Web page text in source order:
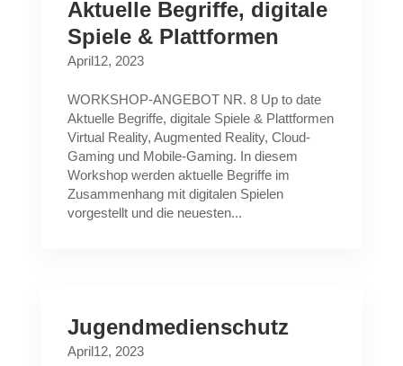
Aktuelle Begriffe, digitale
Spiele & Plattformen
April12, 2023
WORKSHOP-ANGEBOT NR. 8 Up to date
Aktuelle Begriffe, digitale Spiele & Plattformen
Virtual Reality, Augmented Reality, Cloud-
Gaming und Mobile-Gaming. In diesem
Workshop werden aktuelle Begriffe im
Zusammenhang mit digitalen Spielen
vorgestellt und die neuesten...
Jugendmedienschutz
April12, 2023